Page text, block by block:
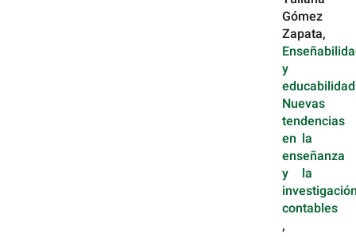
Gómez
Zapata,
y
Nuevas
tendencias
en la
enseñanza
y la
contables
,